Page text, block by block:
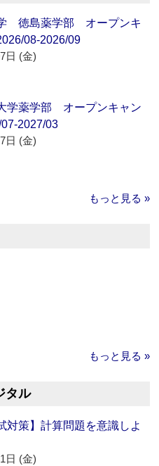
徳島薬学部 オープンキ
08-2026/09
日 (金)
学薬学部 オープンキャン
2027/03
日 (金)
もっと見る »
もっと見る »
タル
対策】計算問題を意識しよ
日 (金)